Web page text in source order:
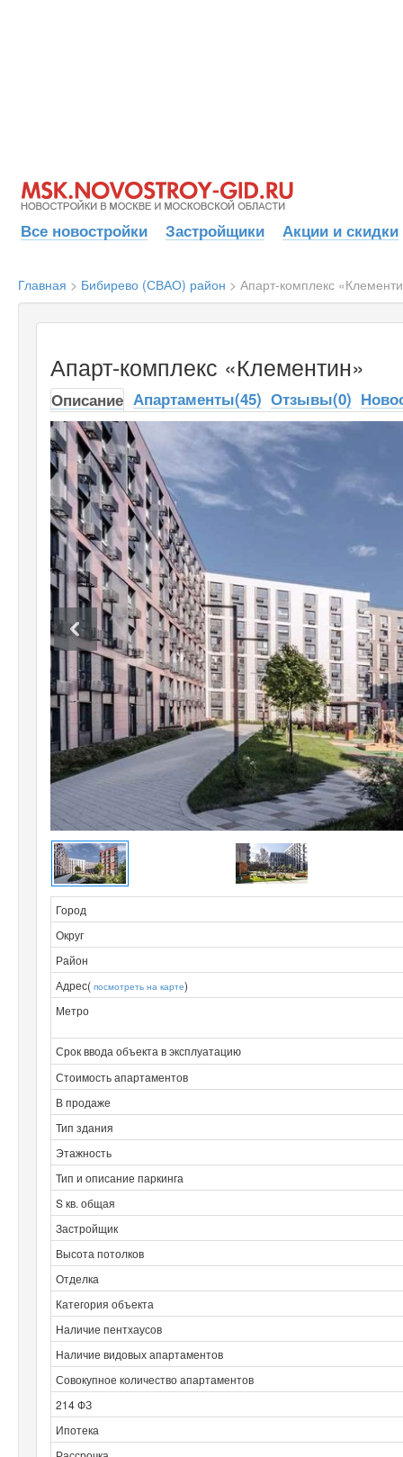
Все новостройки Застройщики Акции и скидки
Главная > Бибирево (СВАО) район > Апарт-комплекс
Апарт-комплекс «Клементин»
Описание Апартаменты(45) Отзывы(0)
Город
Округ
Район
Адрес( посмотреть на карте)
Метро
Срок ввода объекта в эксплуатацию
Стоимость апартаментов
В продаже
Тип здания
Этажность
Тип и описание паркинга
S кв. общая
Застройщик
Высота потолков
Отделка
Категория объекта
Наличие пентхаусов
Наличие видовых апартаментов
Совокупное количество апартаментов
214 ФЗ
Ипотека